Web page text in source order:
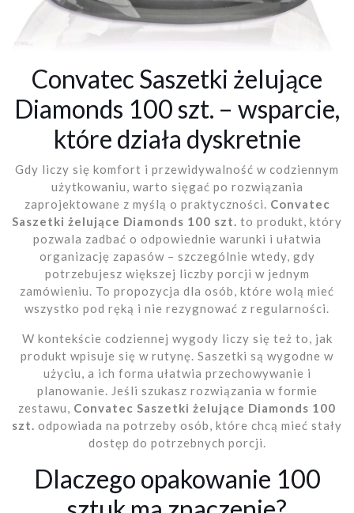
Convatec Saszetki żelujące
Diamonds 100 szt. – wsparcie,
które działa dyskretnie
Gdy liczy się komfort i przewidywalność w codziennym
użytkowaniu, warto sięgać po rozwiązania
zaprojektowane z myślą o praktyczności. Convatec
Saszetki żelujące Diamonds 100 szt. to produkt, który
pozwala zadbać o odpowiednie warunki i ułatwia
organizację zapasów – szczególnie wtedy, gdy
potrzebujesz większej liczby porcji w jednym
zamówieniu. To propozycja dla osób, które wolą mieć
wszystko pod ręką i nie rezygnować z regularności.
W kontekście codziennej wygody liczy się też to, jak
produkt wpisuje się w rutynę. Saszetki są wygodne w
użyciu, a ich forma ułatwia przechowywanie i
planowanie. Jeśli szukasz rozwiązania w formie
zestawu, Convatec Saszetki żelujące Diamonds 100
szt. odpowiada na potrzeby osób, które chcą mieć stały
dostęp do potrzebnych porcji.
Dlaczego opakowanie 100